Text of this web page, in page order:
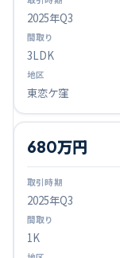
2025年Q3
3LDK
東恋ケ窪
2025年Q3
680万円
1K